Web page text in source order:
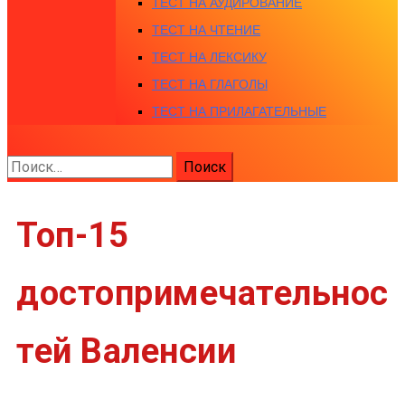
ТЕСТ НА АУДИРОВАНИЕ
ТЕСТ НА ЧТЕНИЕ
ТЕСТ НА ЛЕКСИКУ
ТЕСТ НА ГЛАГОЛЫ
ТЕСТ НА ПРИЛАГАТЕЛЬНЫЕ
Найти:
Топ-15
достопримечательнос
тей Валенсии